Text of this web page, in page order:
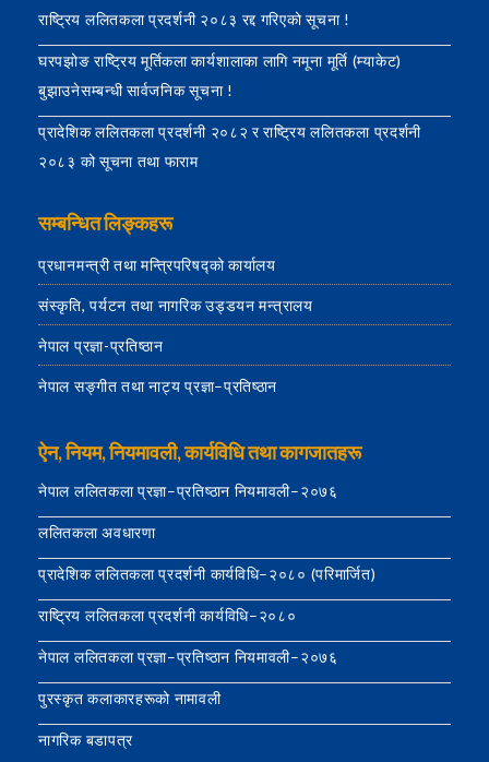
राष्ट्रिय ललितकला प्रदर्शनी २०८३ रद्द गरिएको सूचना !
घरपझोङ राष्ट्रिय मूर्तिकला कार्यशालाका लागि नमूना मूर्ति (म्याकेट)
बुझाउनेसम्बन्धी सार्वजनिक सूचना !
प्रादेशिक ललितकला प्रदर्शनी २०८२ र राष्ट्रिय ललितकला प्रदर्शनी
२०८३ को सूचना तथा फाराम
सम्बन्धित लिङ्कहरू
प्रधानमन्त्री तथा मन्त्रिपरिषद्को कार्यालय
संस्कृति, पर्यटन तथा नागरिक उड्डयन मन्त्रालय
नेपाल प्रज्ञा-प्रतिष्ठान
नेपाल सङ्गीत तथा नाट्य प्रज्ञा–प्रतिष्ठान
ऐन, नियम, नियमावली, कार्यविधि तथा कागजातहरू
नेपाल ललितकला प्रज्ञा–प्रतिष्ठान नियमावली–२०७६
ललितकला अवधारणा
प्रादेशिक ललितकला प्रदर्शनी कार्यविधि–२०८० (परिमार्जित)
राष्ट्रिय ललितकला प्रदर्शनी कार्यविधि–२०८०
नेपाल ललितकला प्रज्ञा–प्रतिष्ठान नियमावली–२०७६
पुरस्कृत कलाकारहरूको नामावली
नागरिक बडापत्र